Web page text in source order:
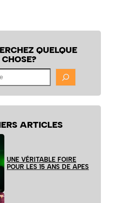
QUELQUE
CHOSE?
ARTICLES
UNE VÉRITABLE FOIRE
POUR LES 15 ANS DE APES